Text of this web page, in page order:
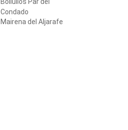
Condado
Mairena del Aljarafe